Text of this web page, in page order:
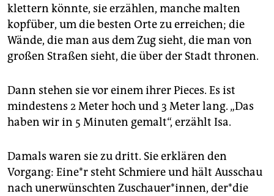
klettern könnte, sie erzählen, manche malten
kopfüber, um die besten Orte zu erreichen; die
Wände, die man aus dem Zug sieht, die man von
großen Straßen sieht, die über der Stadt thronen.
Dann stehen sie vor einem ihrer Pieces. Es ist
mindestens 2 Meter hoch und 3 Meter lang. „Das
haben wir in 5 Minuten gemalt“, erzählt Isa.
Damals waren sie zu dritt. Sie erklären den
Vorgang: Ei­ne*r steht Schmiere und hält Ausschau
nach unerwünschten Zuschauer*innen, der*­die